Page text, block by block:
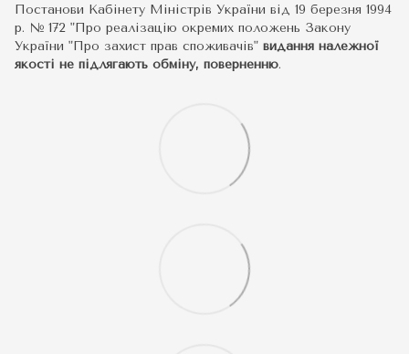
Постанови Кабінету Міністрів України від 19 березня 1994
р. № 172 "Про реалізацію окремих положень Закону
України "Про захист прав споживачів" видання належної
якості не підлягають обміну, поверненню.